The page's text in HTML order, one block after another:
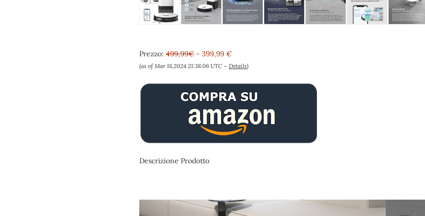
Prezzo: 499,99€ - 399,99 €
(as of Mar 18,2024 21:38:06 UTC – Details)
Descrizione Prodotto